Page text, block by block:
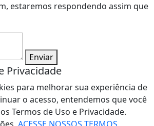
estaremos respondendo assim que
Enviar
Privacidade
para melhorar sua experiência de
o acesso, entendemos que você
Termos de Uso e Privacidade.